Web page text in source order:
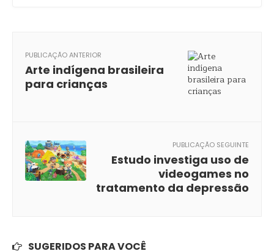
PUBLICAÇÃO ANTERIOR
Arte indígena brasileira
para crianças
PUBLICAÇÃO SEGUINTE
Estudo investiga uso de
videogames no
tratamento da depressão
SUGERIDOS PARA VOCÊ